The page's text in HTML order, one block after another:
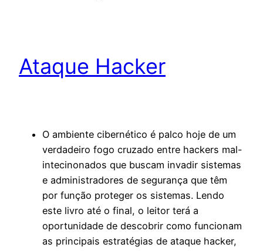
Ataque Hacker
O ambiente cibernético é palco hoje de um
verdadeiro fogo cruzado entre hackers mal-
intecinonados que buscam invadir sistemas
e administradores de segurança que têm
por função proteger os sistemas. Lendo
este livro até o final, o leitor terá a
oportunidade de descobrir como funcionam
as principais estratégias de ataque hacker,